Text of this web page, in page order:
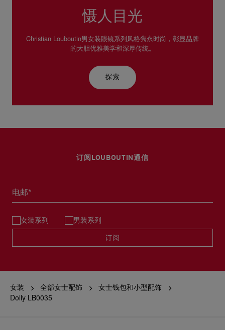
慑人目光
Christian Louboutin男女装眼镜系列风格隽永时尚，彰显品牌
的大胆优雅美学和深厚传统。
探索
订阅LOUBOUTIN通信
电邮*
女装系列 男装系列
订阅
女装 全部女士配饰
女士钱包和小型配饰
Dolly LB0035